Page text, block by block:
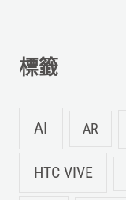
:標籤
AI AR
HTC VIVE